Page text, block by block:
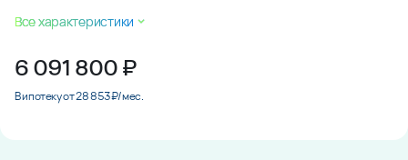
Все характеристики
6 091 800₽
В ипотеку от 28 853 ₽/мес.